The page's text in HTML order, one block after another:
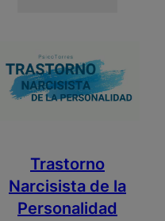
Trastorno
Narcisista de la
Personalidad